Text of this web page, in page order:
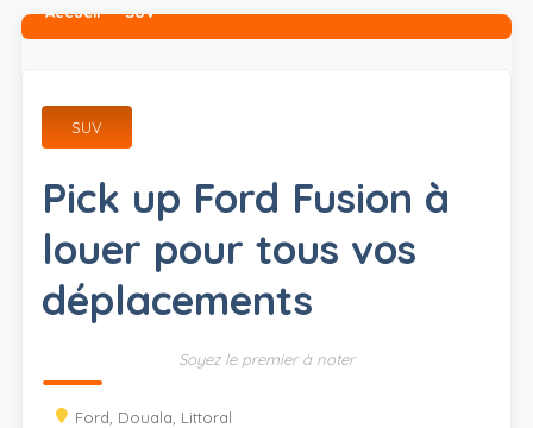
Accueil SUV
SUV
Pick up Ford Fusion à
louer pour tous vos
déplacements
Soyez le premier à noter
Ford, Douala, Littoral